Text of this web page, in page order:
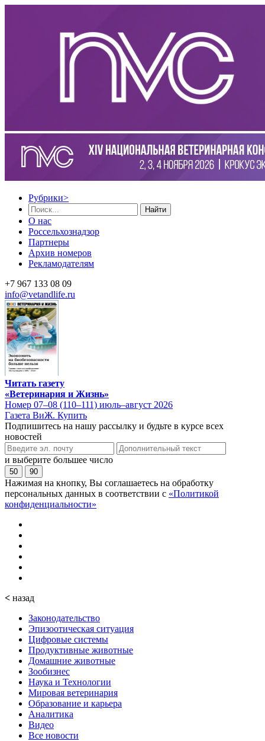
Рубрики>
Найти
О нас
Россельхознадзор
Партнеры
Архив номеров
Рекламодателям
+7 967 133 08 09
info@vetandlife.ru
Читать газету
«Ветеринария и Жизнь»
Номер 07–08 (110–111) июль–август 2026
Газета ВиЖ. Купить
Подпишитесь на нашу рассылку и будьте в курсе всех
новостей
и выберите большее число
50 90
Нажимая на кнопку, Вы соглашаетесь на обработку
персональных данных в соответствии с «Политикой
конфиденциальности»
< назад
Законодательство
Эпизоотическая ситуация
Цифровые системы
Продуктивные животные
Домашние животные
Зообизнес
Наука и Технологии
Мировая ветеринария
Образование и карьера
Аналитика
Видео
Все новости